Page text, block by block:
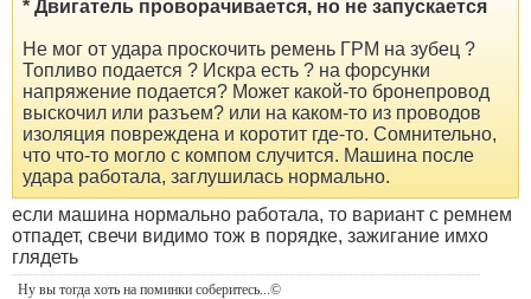
* Двигатель проворачивается, но не запускается
Не мог от удара проскочить ремень ГРМ на зубец ?
Топливо подается ? Искра есть ? на форсунки
напряжение подается? Может какой-то бронепровод
выскочил или разъем? или на каком-то из проводов
изоляция повреждена и коротит где-то. Сомнительно,
что что-то могло с компом случится. Машина после
удара работала, заглушилась нормально.
если машина нормально работала, то вариант с ремнем
отпадет, свечи видимо тож в порядке, зажигание имхо
глядеть
Ну вы тогда хоть на поминки соберитесь ...©